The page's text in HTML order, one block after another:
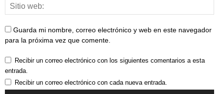
Guarda mi nombre, correo electrónico y web en este navegador
para la próxima vez que comente.
Recibir un correo electrónico con los siguientes comentarios a esta
entrada.
Recibir un correo electrónico con cada nueva entrada.